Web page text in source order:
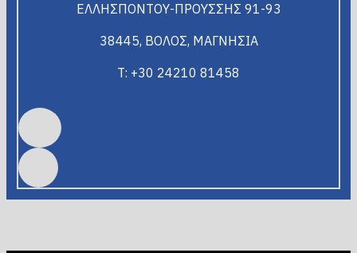
ΕΛΛΗΣΠΟΝΤΟΥ-ΠΡΟΥΣΣΗΣ 91-93
38445, ΒΟΛΟΣ, ΜΑΓΝΗΣΙΑ
T: +30 24210 81458